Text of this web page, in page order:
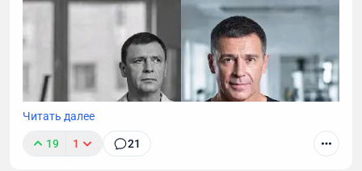
Читать далее
19 1 21